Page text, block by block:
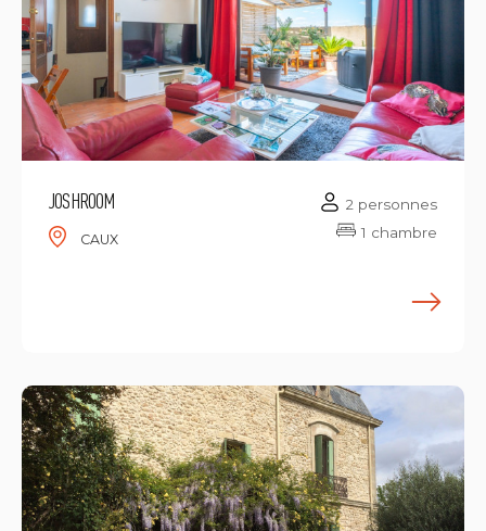
JOSHROOM
CAUX
2 personnes
1 chambre